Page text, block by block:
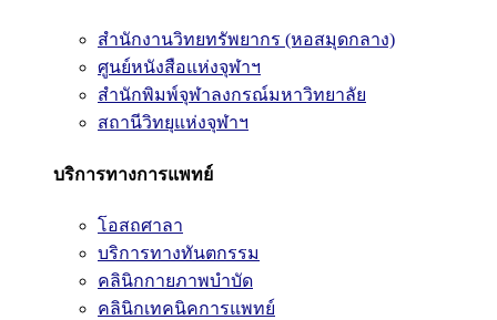
สำนักงานวิทยทรัพยากร (หอสมุดกลาง)
ศูนย์หนังสือแห่งจุฬาฯ
สำนักพิมพ์จุฬาลงกรณ์มหาวิทยาลัย
สถานีวิทยุแห่งจุฬาฯ
บริการทางการแพทย์
โอสถศาลา
บริการทางทันตกรรม
คลินิกกายภาพบำบัด
คลินิกเทคนิคการแพทย์